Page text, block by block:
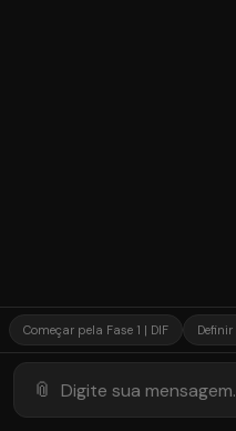
Começar pela Fase 1 | DIF
📎